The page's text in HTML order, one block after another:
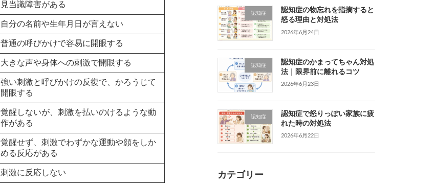
見当識障害がある
自分の名前や生年月日が言えない
普通の呼びかけで容易に開眼する
大きな声や身体への刺激で開眼する
強い刺激と呼びかけの反復で、かろうじて
開眼する
覚醒しないが、刺激を払いのけるような動
作がある
覚醒せず、刺激でわずかな運動や顔をしか
める反応がある
刺激に反応しない
認知症
認知症の物忘れを指摘すると
怒る理由と対処法
2026年6月24日
認知症
認知症のかまってちゃん対処
法｜限界前に離れるコツ
2026年6月23日
認知症
認知症で怒りっぽい家族に疲
れた時の対処法
2026年6月22日
カテゴリー